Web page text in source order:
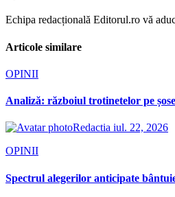
Echipa redacțională Editorul.ro vă
Articole similare
OPINII
Analiză: războiul trotinetelor pe
Redactia iul. 22, 2026
OPINII
Spectrul alegerilor anticipate